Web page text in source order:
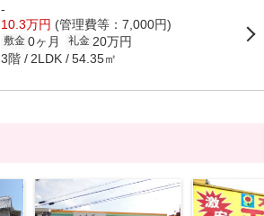
-
10.3万円 (管理費等：7,000円)
敷金 0ヶ月 礼金 20万円
3階 2LDK 54.35㎡